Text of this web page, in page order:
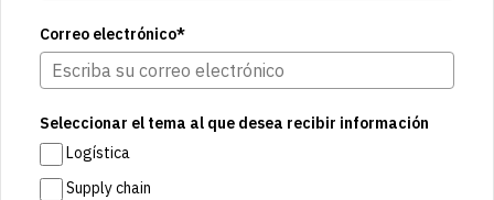
Correo electrónico*
Seleccionar el tema al que desea recibir información
Logística
Supply chain